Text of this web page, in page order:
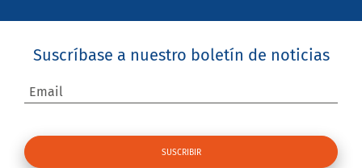
Suscríbase a nuestro boletín de noticias
Email